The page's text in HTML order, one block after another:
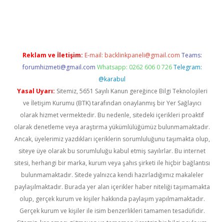
Reklam ve İletişim: E-mail: backlinkpaneli@gmail.com Teams:
forumhizmeti@gmail.com Whatsapp: 0262 606 0 726 Telegram:
@karabul
Yasal Uyarı: Sitemiz, 5651 Sayılı Kanun gereğince Bilgi Teknolojileri
ve İletişim Kurumu (BTK) tarafından onaylanmış bir Yer Sağlayıcı
olarak hizmet vermektedir. Bu nedenle, sitedeki içerikleri proaktif
olarak denetleme veya araştırma yükümlülüğümüz bulunmamaktadır.
Ancak, üyelerimiz yazdıkları içeriklerin sorumluluğunu taşımakta olup,
siteye üye olarak bu sorumluluğu kabul etmiş sayılırlar. Bu internet
sitesi, herhangi bir marka, kurum veya şahıs şirketi ile hiçbir bağlantısı
bulunmamaktadır. Sitede yalnızca kendi hazırladığımız makaleler
paylaşılmaktadır. Burada yer alan içerikler haber niteliği taşımamakta
olup, gerçek kurum ve kişiler hakkında paylaşım yapılmamaktadır.
Gerçek kurum ve kişiler ile isim benzerlikleri tamamen tesadüfidir.